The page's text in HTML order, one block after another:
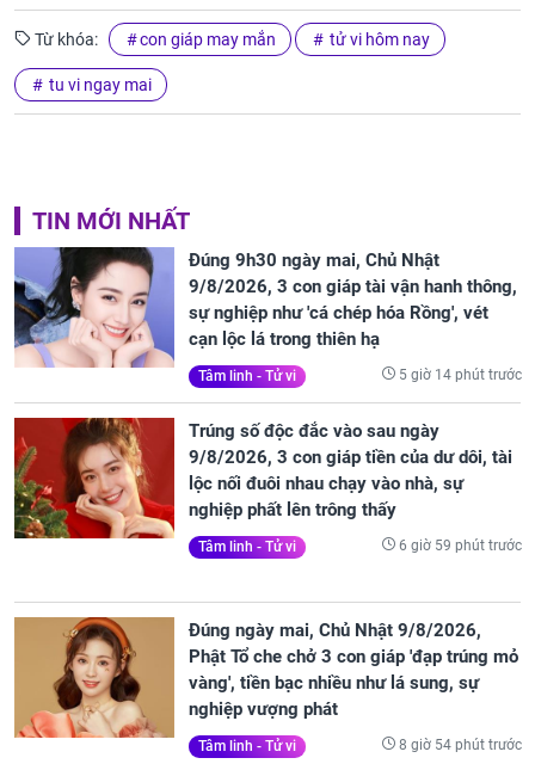
Từ khóa: con giáp may mắn tử vi hôm nay
tu vi ngay mai
TIN MỚI NHẤT
Đúng 9h30 ngày mai, Chủ Nhật
9/8/2026, 3 con giáp tài vận hanh thông,
sự nghiệp như 'cá chép hóa Rồng', vét
cạn lộc lá trong thiên hạ
Tâm linh - Tử vi 5 giờ 14 phút trước
Trúng số độc đắc vào sau ngày
9/8/2026, 3 con giáp tiền của dư dôi, tài
lộc nối đuôi nhau chạy vào nhà, sự
nghiệp phất lên trông thấy
Tâm linh - Tử vi 6 giờ 59 phút trước
Đúng ngày mai, Chủ Nhật 9/8/2026,
Phật Tổ che chở 3 con giáp 'đạp trúng mỏ
vàng', tiền bạc nhiều như lá sung, sự
nghiệp vượng phát
Tâm linh - Tử vi 8 giờ 54 phút trước